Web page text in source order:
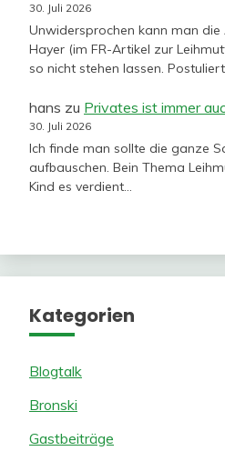
30. Juli 2026
Unwidersprochen kann man die
Hayer (im FR-Artikel zur
so nicht stehen lassen.
hans zu Privates ist immer
30. Juli 2026
Ich finde man sollte die ganze
aufbauschen. Bein Thema
Kind es verdient…
Kategorien
Blogtalk
Bronski
Gastbeiträge